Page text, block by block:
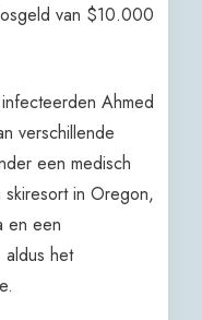
van $10.000
Ahmed
verschillende
een medisch
in Oregon,
en een
aldus het